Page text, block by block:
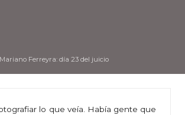
Mariano Ferreyra: día 23 del juicio
lo que veía. Había gente que